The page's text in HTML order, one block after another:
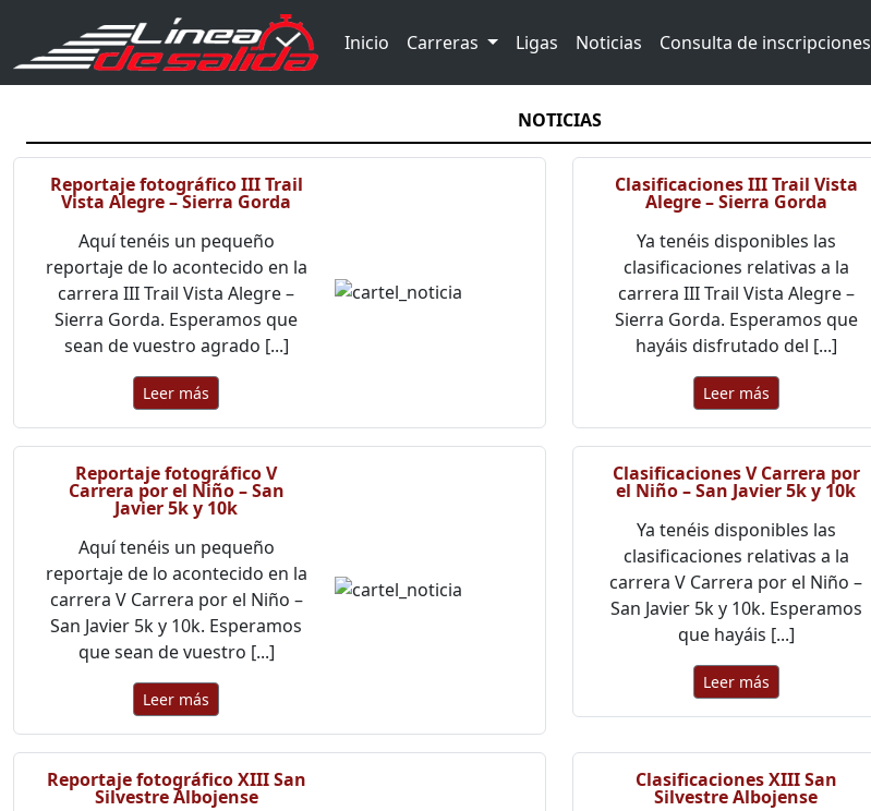
Inicio Carreras Ligas Noticias Consulta de inscripciones
NOTICIAS
Reportaje fotográfico III Trail
Vista Alegre – Sierra Gorda
Aquí tenéis un pequeño
reportaje de lo acontecido en la
carrera III Trail Vista Alegre –
Sierra Gorda. Esperamos que
sean de vuestro agrado [...]
Leer más
Clasificaciones III Trail Vista
Alegre – Sierra Gorda
Ya tenéis disponibles las
clasificaciones relativas a la
carrera III Trail Vista Alegre –
Sierra Gorda. Esperamos que
hayáis disfrutado del [...]
Leer más
Reportaje fotográfico V
Carrera por el Niño – San
Javier 5k y 10k
Aquí tenéis un pequeño
reportaje de lo acontecido en la
carrera V Carrera por el Niño –
San Javier 5k y 10k. Esperamos
que sean de vuestro [...]
Leer más
Clasificaciones V Carrera por
el Niño – San Javier 5k y 10k
Ya tenéis disponibles las
clasificaciones relativas a la
carrera V Carrera por el Niño –
San Javier 5k y 10k. Esperamos
que hayáis [...]
Leer más
Reportaje fotográfico XIII San
Silvestre Albojense
Clasificaciones XIII San
Silvestre Albojense